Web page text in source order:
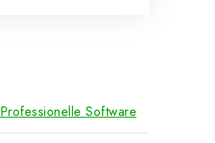
Professionelle Software